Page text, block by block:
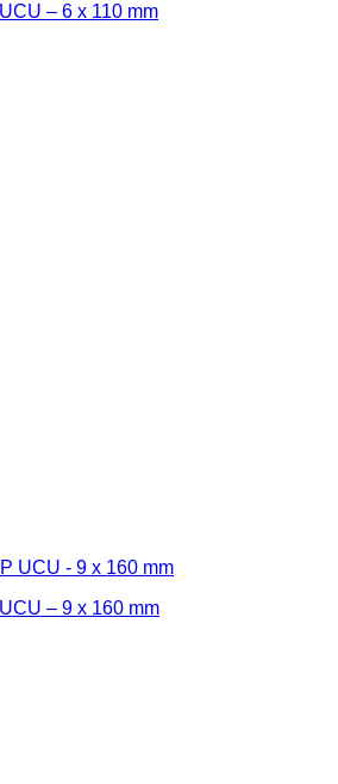
– 6 x 110 mm
– 9 x 160 mm